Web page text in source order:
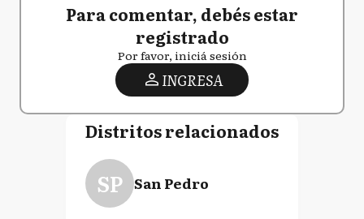
Para comentar, debés estar
registrado
Por favor, iniciá sesión
INGRESA
Distritos relacionados
SP San Pedro